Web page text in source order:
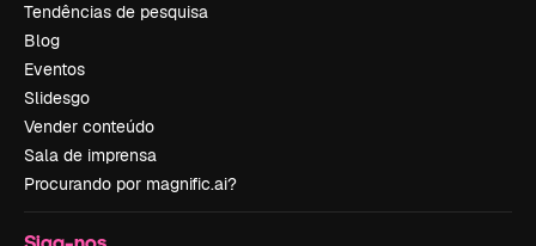
Tendências de pesquisa
Blog
Eventos
Slidesgo
Vender conteúdo
Sala de imprensa
Procurando por magnific.ai?